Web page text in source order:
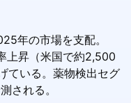
年の市場を支配。
上昇（米国で約2,500
ている。薬物検出セグ
される。